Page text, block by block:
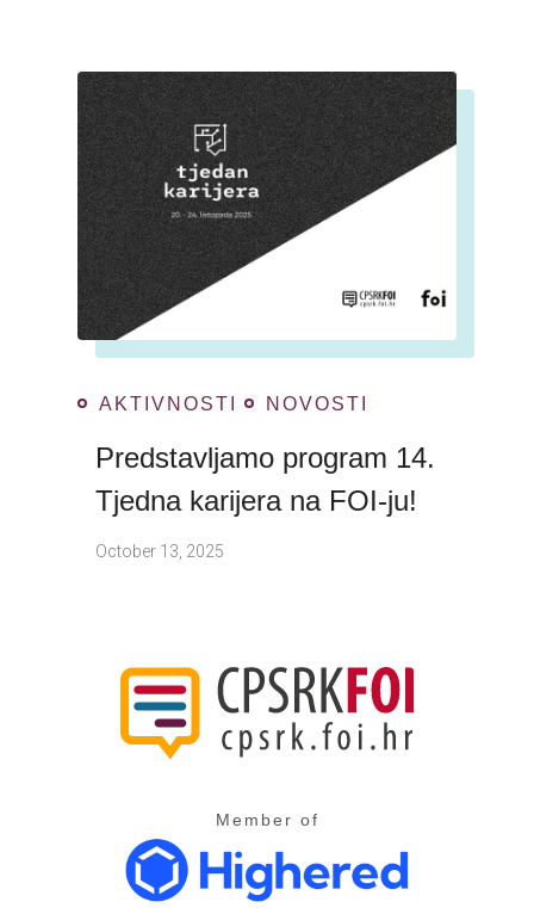
AKTIVNOSTI NOVOSTI
Predstavljamo program 14.
Tjedna karijera na FOI-ju!
October 13, 2025
Member of